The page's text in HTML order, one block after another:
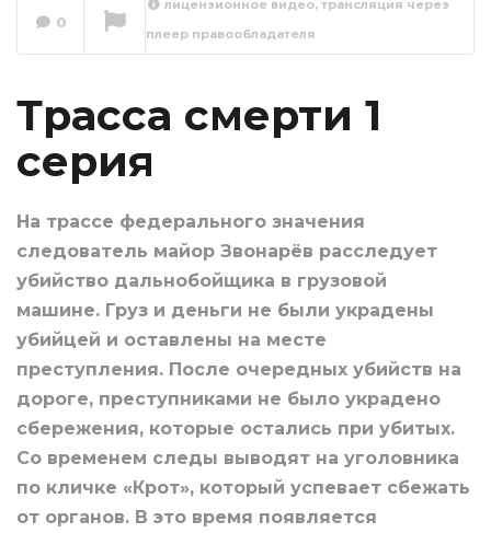
Трасса смерти 2
0
лицензионное видео, трансляция через
плеер правообладателя
Трасса смерти 1
серия
На трассе федерального значения
следователь майор Звонарёв расследует
убийство дальнобойщика в грузовой
машине. Груз и деньги не были украдены
убийцей и оставлены на месте
преступления. После очередных убийств на
дороге, преступниками не было украдено
сбережения, которые остались при убитых.
Со временем следы выводят на уголовника
по кличке «Крот», который успевает сбежать
от органов. В это время появляется